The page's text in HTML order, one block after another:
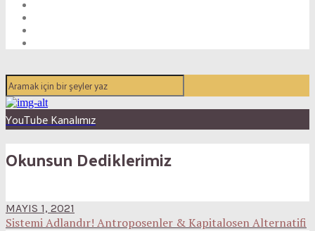
YouTube Kanalımız
Okunsun Dediklerimiz
MAYIS 1, 2021
Sistemi Adlandır! Antroposenler & Kapitalosen Alternatifi